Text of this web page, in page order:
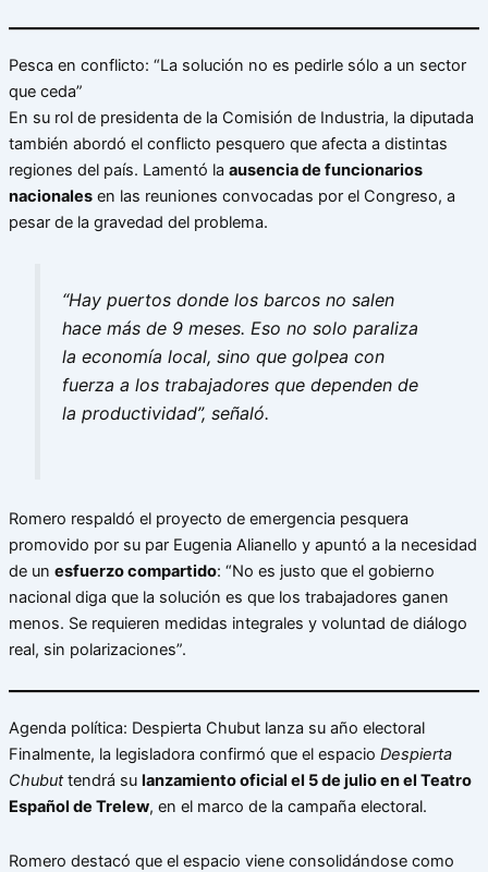
Pesca en conflicto: “La solución no es pedirle sólo a un sector
que ceda”
En su rol de presidenta de la Comisión de Industria, la diputada
también abordó el conflicto pesquero que afecta a distintas
regiones del país. Lamentó la ausencia de funcionarios
nacionalesen las reuniones convocadas por el Congreso, a
pesar de la gravedad del problema.
“Hay puertos donde los barcos no salen
hace más de 9 meses. Eso no solo paraliza
la economía local, sino que golpea con
fuerza a los trabajadores que dependen de
la productividad”, señaló.
Romero respaldó el proyecto de emergencia pesquera
promovido por su par Eugenia Alianello y apuntó a la necesidad
de un esfuerzo compartido: “No es justo que el gobierno
nacional diga que la solución es que los trabajadores ganen
menos. Se requieren medidas integrales y voluntad de diálogo
real, sin polarizaciones”.
Agenda política: Despierta Chubut lanza su año electoral
Finalmente, la legisladora confirmó que el espacio Despierta
Chubuttendrá su lanzamiento oficial el 5 de julio en el Teatro
Español de Trelew, en el marco de la campaña electoral.
Romero destacó que el espacio viene consolidándose como